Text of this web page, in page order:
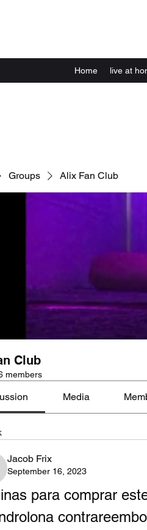
Home live at
Groups Alix Fan Club
Club
members
Media
Frix
Jacob Frix
September 16, 2023
para comprar